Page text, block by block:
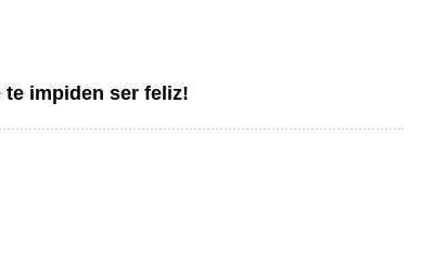
te impiden ser feliz!